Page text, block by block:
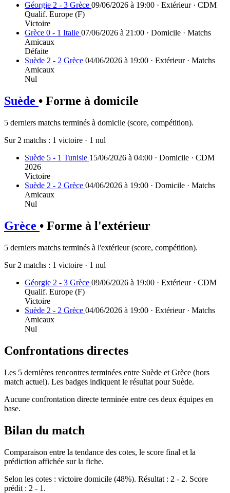
Géorgie 2 - 3 Grèce 09/06/2026 à 19:00 · Extérieur · CDM
Qualif. Europe (F)
Victoire
Grèce 0 - 1 Italie 07/06/2026 à 21:00 · Domicile · Matchs
Amicaux
Défaite
Suède 2 - 2 Grèce 04/06/2026 à 19:00 · Extérieur · Matchs
Amicaux
Nul
Suède • Forme à domicile
5 derniers matchs terminés à domicile (score, compétition).
Sur 2 matchs : 1 victoire · 1 nul
Suède 5 - 1 Tunisie 15/06/2026 à 04:00 · Domicile · CDM
2026
Victoire
Suède 2 - 2 Grèce 04/06/2026 à 19:00 · Domicile · Matchs
Amicaux
Nul
Grèce • Forme à l'extérieur
5 derniers matchs terminés à l'extérieur (score, compétition).
Sur 2 matchs : 1 victoire · 1 nul
Géorgie 2 - 3 Grèce 09/06/2026 à 19:00 · Extérieur · CDM
Qualif. Europe (F)
Victoire
Suède 2 - 2 Grèce 04/06/2026 à 19:00 · Extérieur · Matchs
Amicaux
Nul
Confrontations directes
Les 5 dernières rencontres terminées entre Suède et Grèce (hors
match actuel). Les badges indiquent le résultat pour Suède.
Aucune confrontation directe terminée entre ces deux équipes en
base.
Bilan du match
Comparaison entre la tendance des cotes, le score final et la
prédiction affichée sur la fiche.
Selon les cotes : victoire domicile (48%). Résultat : 2 - 2. Score
prédit : 2 - 1.